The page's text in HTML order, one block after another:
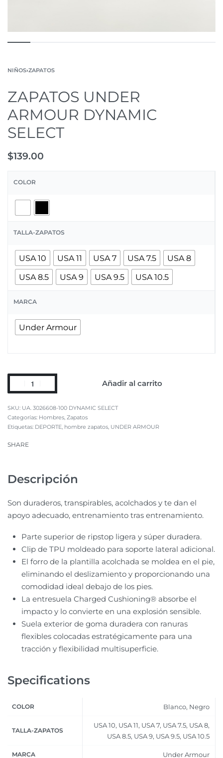
NIÑOS›ZAPATOS
ZAPATOS UNDER
ARMOUR DYNAMIC
SELECT
$139.00
COLOR
TALLA-ZAPATOS
USA 10 USA 11 USA 7 USA 7.5
USA 8
USA 8.5
USA 9 USA 9.5 USA 10.5
MARCA
Under Armour
Añadir al carrito
UA. 3026608-100 DYNAMIC SELECT
Categorías: Hombres, Zapatos
Etiquetas: DEPORTE, hombre zapatos, UNDER ARMOUR
SHARE
Descripción
Son duraderos, transpirables, acolchados y te dan el
apoyo adecuado, entrenamiento tras entrenamiento.
Parte superior de ripstop ligera y súper duradera.
Clip de TPU moldeado para soporte lateral adicional.
El forro de la plantilla acolchada se moldea en el pie,
eliminando el deslizamiento y proporcionando una
comodidad ideal debajo de los pies.
La entresuela Charged Cushioning® absorbe el
impacto y lo convierte en una explosión sensible.
Suela exterior de goma duradera con ranuras
flexibles colocadas estratégicamente para una
tracción y flexibilidad multisuperficie.
Specifications
COLOR Blanco, Negro
TALLA-ZAPATOS
USA 10, USA 11, USA 7, USA 7.5, USA 8,
USA 8.5, USA 9, USA 9.5, USA 10.5
MARCA Under Armour